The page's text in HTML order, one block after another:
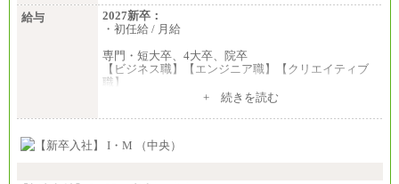
給与
2027新卒：
・初任給 / 月給
専門・短大卒、4大卒、院卒
【ビジネス職】【エンジニア職】【クリエイティブ
職】
※試用期間中も給与に変更はございません 。
①月給：270,000円～320,000円
+ 続きを読む